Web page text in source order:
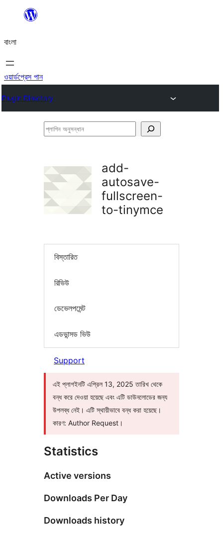
যান
বাংলা
ওয়ার্ডপ্রেস পান
Plugin Directory
প্লাগিন
add-
autosave-
fullscreen-
to-tinymce
বিস্তারিত
রিভিউ
ডেভেলপমেন্ট
এডভান্সড ভিউ
Support
এই প্লাগইনটি এপ্রিল 13, 2025 তারিখ থেকে
বন্ধ করে দেওয়া হয়েছে এবং এটি ডাউনলোডের জন্য
উপলব্ধ নেই। এটি স্থায়ীভাবে বন্ধ করা হয়েছে।
কারণ: Author Request।
Statistics
Active versions
Downloads Per Day
Downloads history